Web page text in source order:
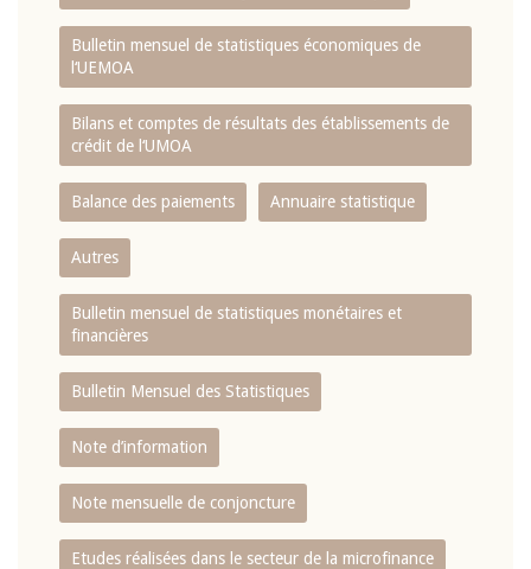
Bulletin mensuel de statistiques économiques de
l‘UEMOA
Bilans et comptes de résultats des établissements de
crédit de l‘UMOA
Balance des paiements Annuaire statistique
Autres
Bulletin mensuel de statistiques monétaires et
financières
Bulletin Mensuel des Statistiques
Note d’information
Note mensuelle de conjoncture
Etudes réalisées dans le secteur de la microfinance